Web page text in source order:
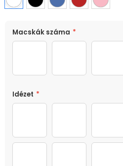
330ml
Macskák száma *
Idézet *